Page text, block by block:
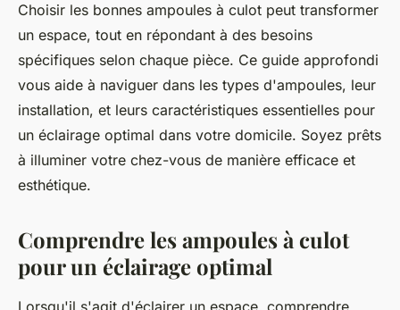
Choisir les bonnes ampoules à culot peut transformer
un espace, tout en répondant à des besoins
spécifiques selon chaque pièce. Ce guide approfondi
vous aide à naviguer dans les types d'ampoules, leur
installation, et leurs caractéristiques essentielles pour
un éclairage optimal dans votre domicile. Soyez prêts
à illuminer votre chez-vous de manière efficace et
esthétique.
Comprendre les ampoules à culot
pour un éclairage optimal